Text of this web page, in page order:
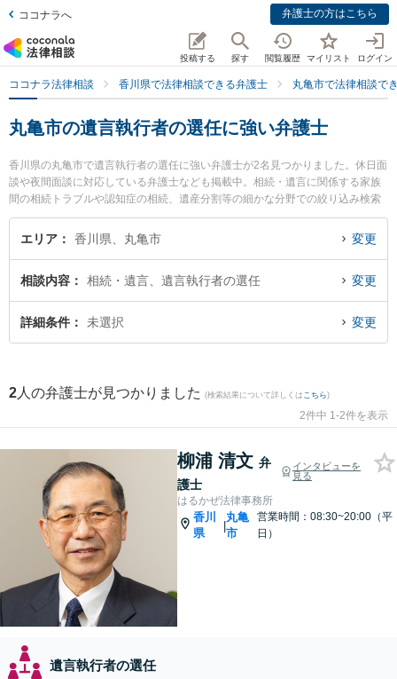
ココナラへ 弁護士の方はこちら
投稿する 探す 閲覧履歴 マイリスト ログイン
ココナラ法律相談 香川県で法律相談できる弁護士 丸亀市で法律相談で
丸亀市の遺言執行者の選任に強い弁護士
香川県の丸亀市で遺言執行者の選任に強い弁護士が2名見つかりました。休日面
談や夜間面談に対応している弁護士なども掲載中。相続・遺言に関係する家族
間の相続トラブルや認知症の相続、遺産分割等の細かな分野での絞り込み検索
もでき便利です。特にはるかぜ法律事務所の柳浦 清文弁護士や丸亀みらい法律
事務所の久保田 仁弁護士のプロフィール情報や弁護士費用、強みなどが注目さ
な近くの弁護士を検索したい』『初回相談無料で遺言執行者の選任を法律相談
できる丸亀市内の弁護士に相談予約したい』などでお困りの相談者さんにおす
すめです。
エリア 香川県、丸亀市 変更
相談内容 相続・遺言、遺言執行者の選任 変更
詳細条件 未選択 変更
2 人の弁護士が見つかりました (検索結果について詳しくは こちら)
2件中 1-2件を表示
柳浦 清文 弁
護士
インタビューを
見る
はるかぜ法律事務所
香川
県
|
丸亀
市
営業時間：08:30~20:00（平
日）
遺言執行者の選任